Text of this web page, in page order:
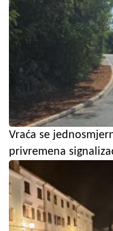
Vraća se
privremena